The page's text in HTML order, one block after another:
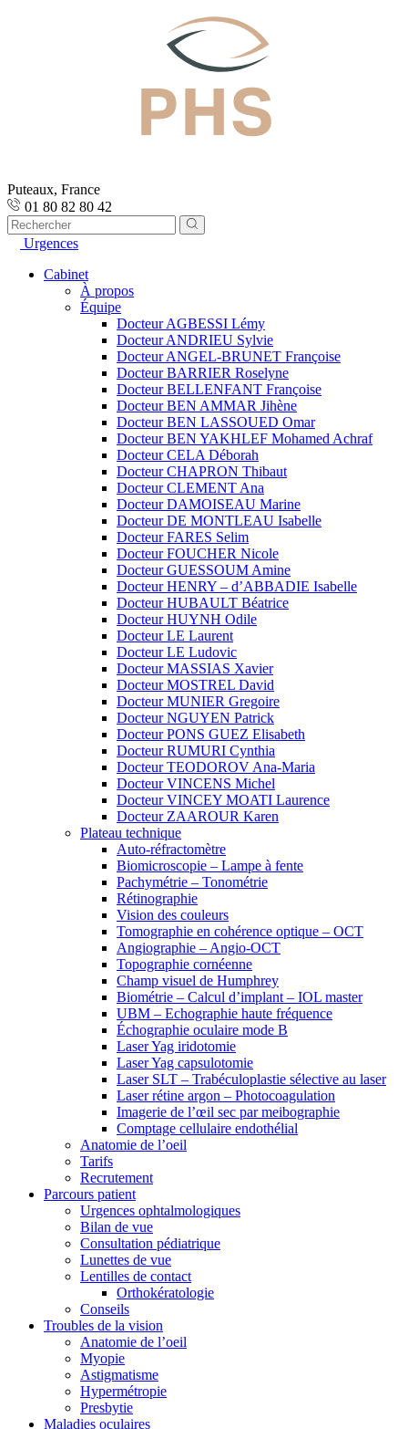
Puteaux, France
01 80 82 80 42
Urgences
Cabinet
À propos
Équipe
Docteur AGBESSI Lémy
Docteur ANDRIEU Sylvie
Docteur ANGEL-BRUNET Françoise
Docteur BARRIER Roselyne
Docteur BELLENFANT Françoise
Docteur BEN AMMAR Jihène
Docteur BEN LASSOUED Omar
Docteur BEN YAKHLEF Mohamed Achraf
Docteur CELA Déborah
Docteur CHAPRON Thibaut
Docteur CLEMENT Ana
Docteur DAMOISEAU Marine
Docteur DE MONTLEAU Isabelle
Docteur FARES Selim
Docteur FOUCHER Nicole
Docteur GUESSOUM Amine
Docteur HENRY – d’ABBADIE Isabelle
Docteur HUBAULT Béatrice
Docteur HUYNH Odile
Docteur LE Laurent
Docteur LE Ludovic
Docteur MASSIAS Xavier
Docteur MOSTREL David
Docteur MUNIER Gregoire
Docteur NGUYEN Patrick
Docteur PONS GUEZ Elisabeth
Docteur RUMURI Cynthia
Docteur TEODOROV Ana-Maria
Docteur VINCENS Michel
Docteur VINCEY MOATI Laurence
Docteur ZAAROUR Karen
Plateau technique
Auto-réfractomètre
Biomicroscopie – Lampe à fente
Pachymétrie – Tonométrie
Rétinographie
Vision des couleurs
Tomographie en cohérence optique – OCT
Angiographie – Angio-OCT
Topographie cornéenne
Champ visuel de Humphrey
Biométrie – Calcul d’implant – IOL master
UBM – Echographie haute fréquence
Échographie oculaire mode B
Laser Yag iridotomie
Laser Yag capsulotomie
Laser SLT – Trabéculoplastie sélective au laser
Laser rétine argon – Photocoagulation
Imagerie de l’œil sec par meibographie
Comptage cellulaire endothélial
Anatomie de l’oeil
Tarifs
Recrutement
Parcours patient
Urgences ophtalmologiques
Bilan de vue
Consultation pédiatrique
Lunettes de vue
Lentilles de contact
Orthokératologie
Conseils
Troubles de la vision
Anatomie de l’oeil
Myopie
Astigmatisme
Hypermétropie
Presbytie
Maladies oculaires